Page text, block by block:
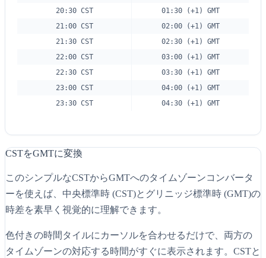
20:30 CST
01:30 (+1) GMT
21:00 CST
02:00 (+1) GMT
21:30 CST
02:30 (+1) GMT
22:00 CST
03:00 (+1) GMT
22:30 CST
03:30 (+1) GMT
23:00 CST
04:00 (+1) GMT
23:30 CST
04:30 (+1) GMT
CSTをGMTに変換
このシンプルなCSTからGMTへのタイムゾーンコンバータ
ーを使えば、中央標準時 (CST)とグリニッジ標準時 (GMT)の
時差を素早く視覚的に理解できます。
色付きの時間タイルにカーソルを合わせるだけで、両方の
タイムゾーンの対応する時間がすぐに表示されます。CSTと